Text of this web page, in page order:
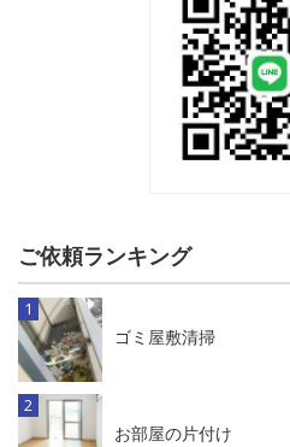
ご依頼ランキング
ゴミ屋敷清掃
お部屋の片付け